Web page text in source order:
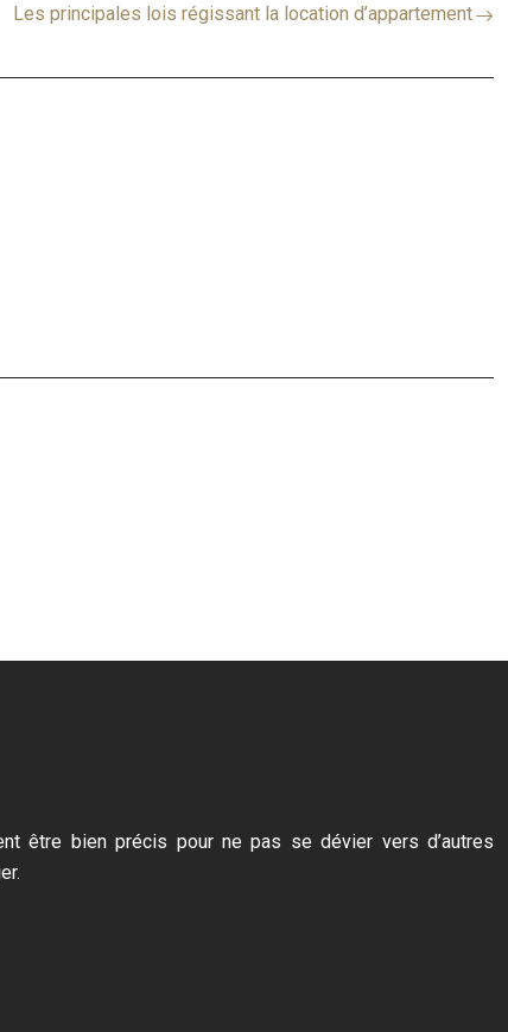
Les principales lois régissant la location d’appartement
être bien précis pour ne pas se dévier vers d’autres